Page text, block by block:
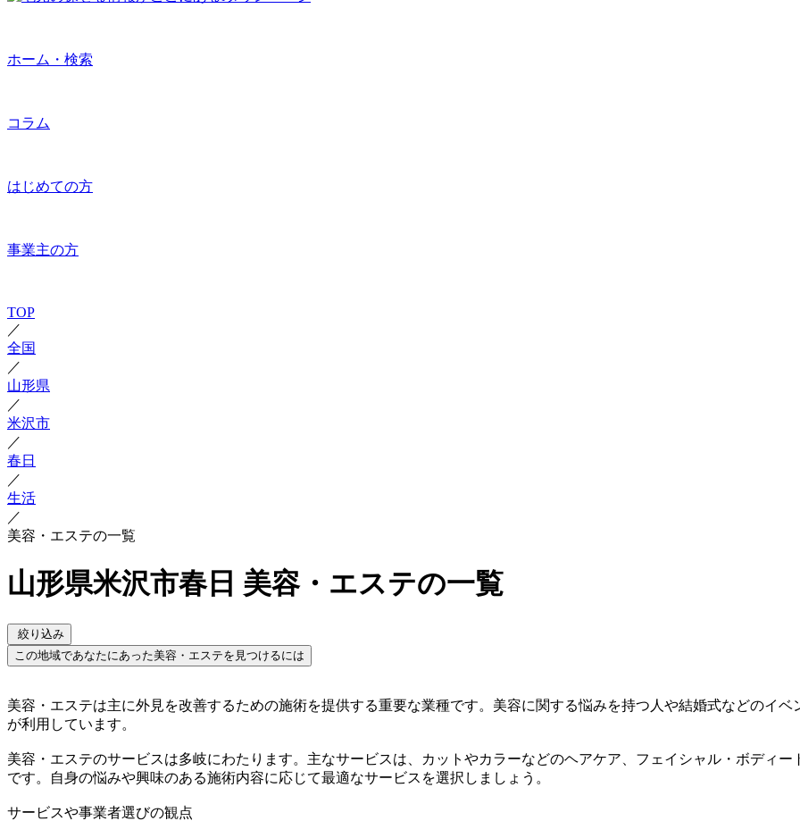
ホーム・検索
コラム
はじめての方
事業主の方
TOP
／
全国
／
山形県
／
米沢市
／
春日
／
生活
／
美容・エステの一覧
山形県米沢市春日 美容・エステの一覧
絞り込み
この地域であなたにあった美容・エステを見つけるには
美容・エステは主に外見を改善するための施術を提供する重要な業種です。美容に関する悩みを持つ人や結婚式などのイ
が利用しています。
美容・エステのサービスは多岐にわたります。主なサービスは、カットやカラーなどのヘアケア、フェイシャル・ボディ
です。自身の悩みや興味のある施術内容に応じて最適なサービスを選択しましょう。
サービスや事業者選びの観点